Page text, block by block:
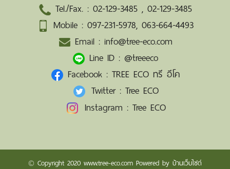
Tel./Fax. : 02-129-3485, 02-129-3485
Mobile : 097-231-5978, 063-664-4493
Email : info@tree-eco.com
Line ID : @treeeco
Facebook : TREE ECO ทรี อีโค
Twitter : Tree ECO
Instagram : Tree ECO
© Copyright 2020 www.tree-eco.com Powered by บ้านเว็บไซต์